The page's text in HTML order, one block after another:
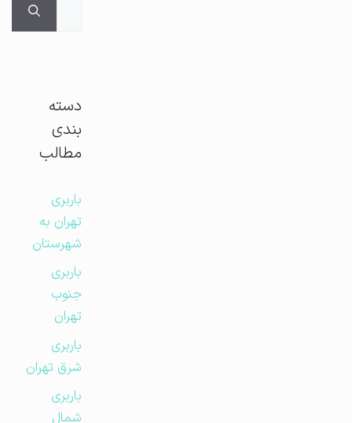
دسته
بندی
مطالب
باربری
تهران به
شهرستان
باربری
جنوب
تهران
باربری
شرق تهران
باربری
شمال